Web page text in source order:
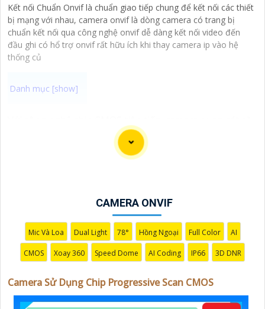
Kết nối Chuẩn Onvif là chuẩn giao tiếp chung để kết nối các thiết
bị mạng với nhau, camera onvif là dòng camera có trang bị
chuẩn kết nối qua công nghệ onvif dễ dàng kết nối video đến
đầu ghi có hổ trợ onvif rất hữu ích khi thay camera ip vào hệ
thống củ
cung cấp hình ảnh chất lượng cao mượt mà, đặc biệt là
giám sát những chuyển động nhanh trong khung hình.
Để chắc chắn sự an toàn và chất lượng hình ảnh tốt
CAMERA ONVIF
Mic Và Loa Dual Light 78° Hồng Ngoại Full Color AI
CMOS Xoay 360 Speed Dome AI Coding IP66 3D DNR
Camera Sử Dụng Chip Progressive Scan CMOS